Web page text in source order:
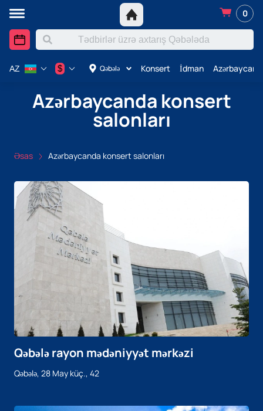
0
Qəbələ Konsert İdman
AZ $
Azərbaycanda konsert
salonları
Əsas Azərbaycanda konsert salonları
Qəbələ rayon mədəniyyət mərkəzi
Qəbələ, 28 May küç., 42